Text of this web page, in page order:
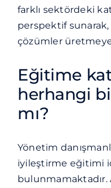
farklı sektördeki
perspektif sunarak,
çözümler üretmeye
Eğitime
herhangi
mı?
Yönetim
iyileştirme eğitimi
bulunmamaktadır.